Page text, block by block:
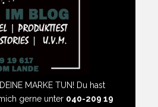
MARKE TUN! Du hast
gerne unter 040-209 19